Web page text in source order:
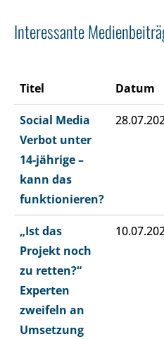
Interessante
Titel Datum
Social Media
Verbot unter
14-jährige –
kann das
funktionieren?
„Ist das
Projekt noch
zu retten?“
Experten
zweifeln an
Umsetzung